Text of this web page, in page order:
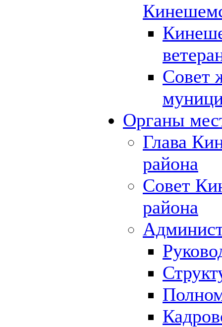
Совет
Органы
Глава
района
Совет
района